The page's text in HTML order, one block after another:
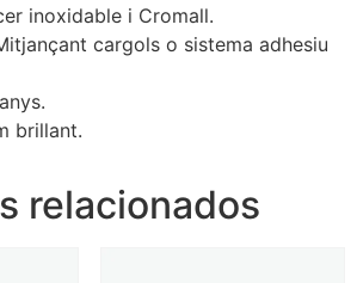
inoxidable i Cromall.
cargols o sistema adhesiu
brillant.
relacionados